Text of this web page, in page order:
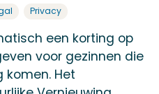
Privacy
een korting op
voor gezinnen die
komen. Het